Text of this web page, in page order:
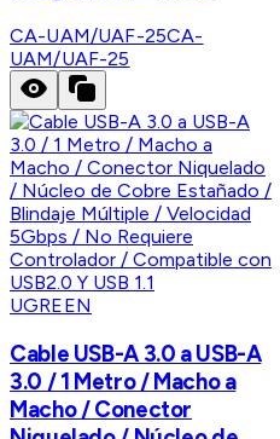
CA-UAM/UAF-25CA-
UAM/UAF-25
UGREEN
Cable USB-A 3.0 a USB-A
3.0 / 1 Metro / Macho a
Macho / Conector